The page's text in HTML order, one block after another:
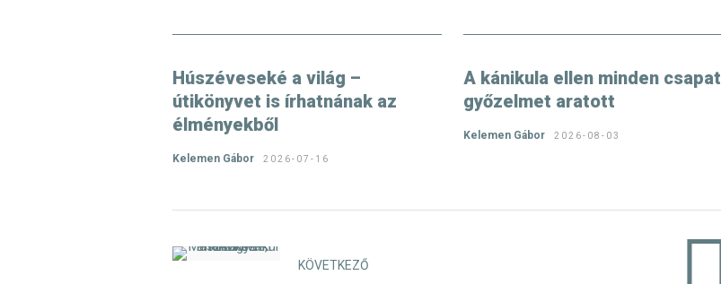
Húszéveseké a világ –
útikönyvet is írhatnának az
élményekből
Kelemen Gábor 2026-07-16
A kánikula ellen minden csapat
győzelmet aratott
Kelemen Gábor 2026-08-03
KÖVETKEZŐ